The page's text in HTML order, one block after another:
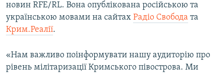
новин RFE/RL. Вона опублікована російською та
українською мовами на сайтах Радіо Свобода та
Крим.Реалії.
«Нам важливо поінформувати нашу аудиторію про
рівень мілітаризації Кримського півострова. Ми